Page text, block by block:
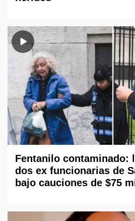
Fentanilo contaminado:
dos ex funcionarias de
bajo cauciones de $75